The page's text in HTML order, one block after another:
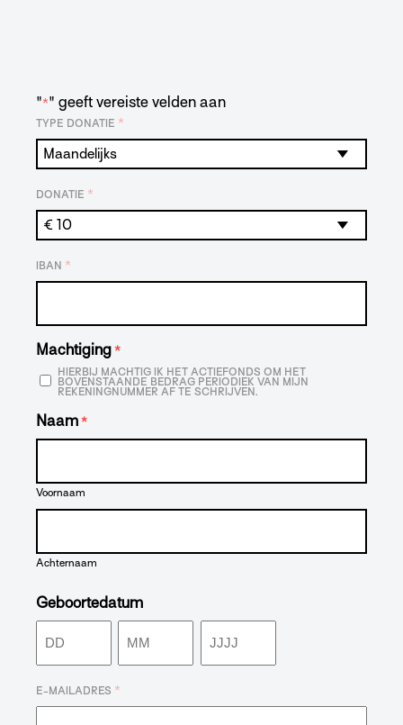
"*" geeft vereiste velden aan
TYPE DONATIE *
DONATIE *
IBAN *
Machtiging *
HIERBIJ MACHTIG IK HET ACTIEFONDS OM HET
BOVENSTAANDE BEDRAG PERIODIEK VAN MIJN
REKENINGNUMMER AF TE SCHRIJVEN.
Naam *
Voornaam
Achternaam
Geboortedatum
Dag Maand Jaar
E-MAILADRES *